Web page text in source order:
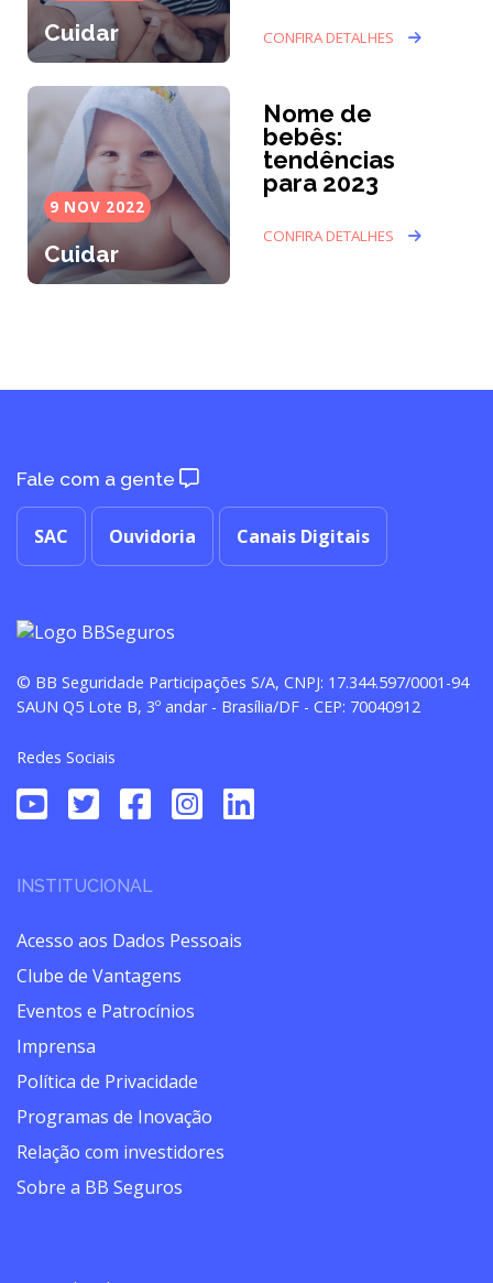
Cuidar CONFIRA DETALHES
9 NOV 2022
Cuidar
Nome de
bebês:
tendências
para 2023
CONFIRA DETALHES
Fale com a gente
SAC Ouvidoria Canais Digitais
© BB Seguridade Participações S/A, CNPJ: 17.344.597/0001-94
SAUN Q5 Lote B, 3º andar - Brasília/DF - CEP: 70040912
Redes Sociais
INSTITUCIONAL
Acesso aos Dados Pessoais
Clube de Vantagens
Eventos e Patrocínios
Imprensa
Política de Privacidade
Programas de Inovação
Relação com investidores
Sobre a BB Seguros